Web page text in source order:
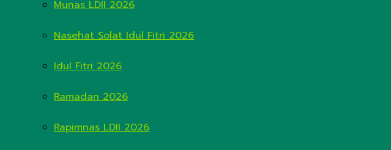
Munas LDII 2026
Nasehat Solat Idul Fitri 2026
Idul Fitri 2026
Ramadan 2026
Rapimnas LDII 2026